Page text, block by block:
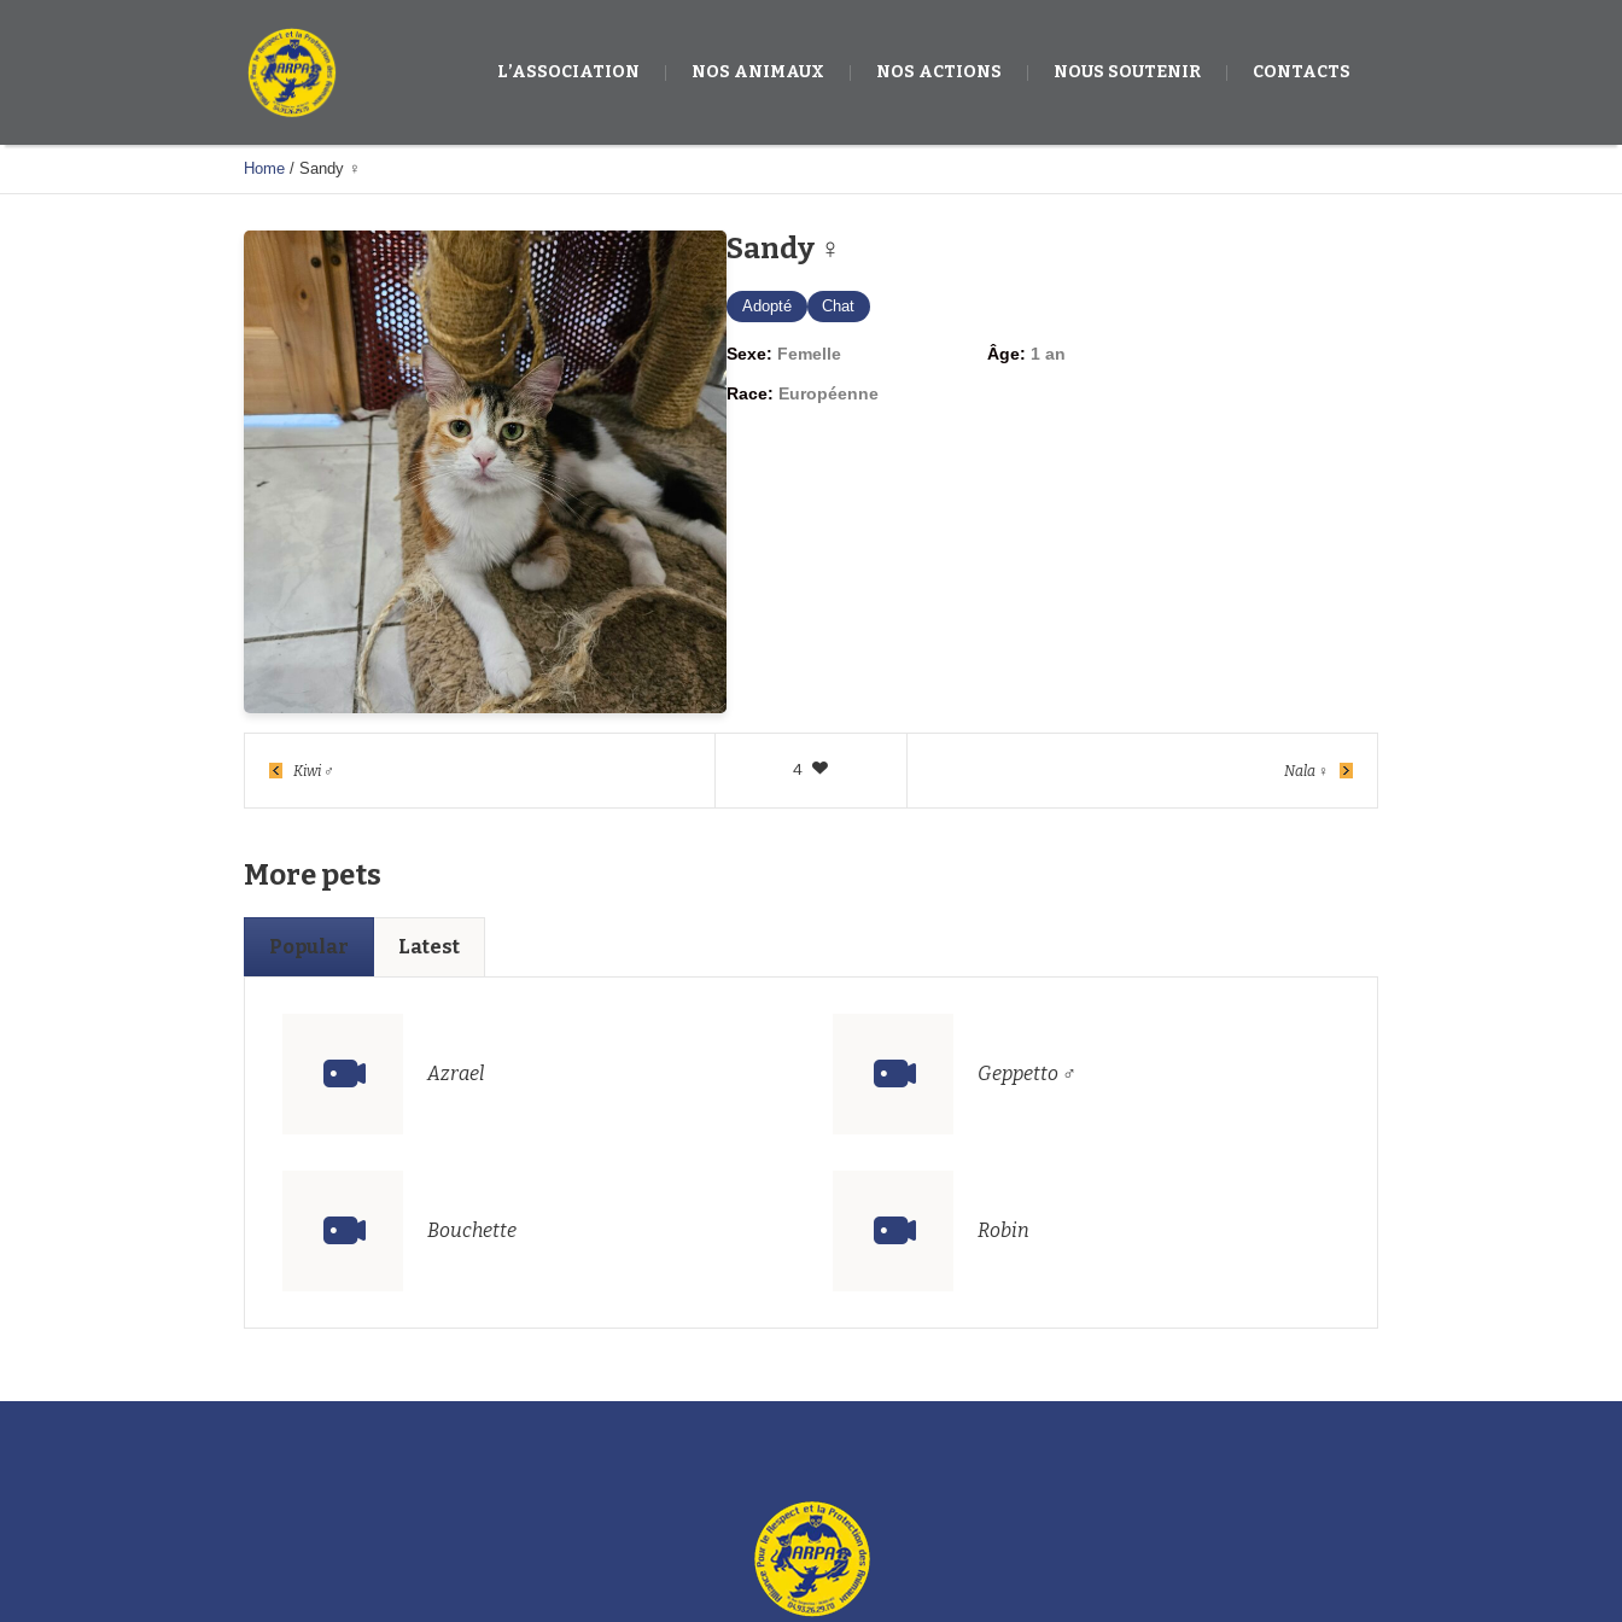
L’ASSOCIATION NOS ANIMAUX NOS ACTIONS NOUS SOUTENIR CONTACTS
Home / Sandy ♀
Sandy ♀
Adopté Chat
Sexe: Femelle Âge: 1 an
Race: Européenne
4
Kiwi ♂ Nala ♀
More pets
Popular Latest
Azrael Geppetto ♂
Bouchette Robin